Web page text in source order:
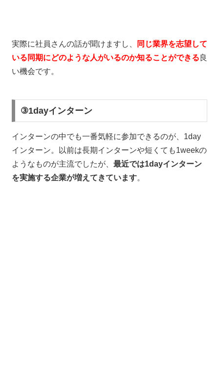
実際に社員さんの話が聞けますし、
同じ業界を志望して
いる同期にどのような人がいるのか知ることができる良
い機会です。
③1dayインターン
インターンの中でも一番気軽に参加できるのが、1day
インターン。以前は長期インターンや短くても1weekの
ようなものが主流でしたが、 最近では1dayインターン
を実施する企業が増えてきています。